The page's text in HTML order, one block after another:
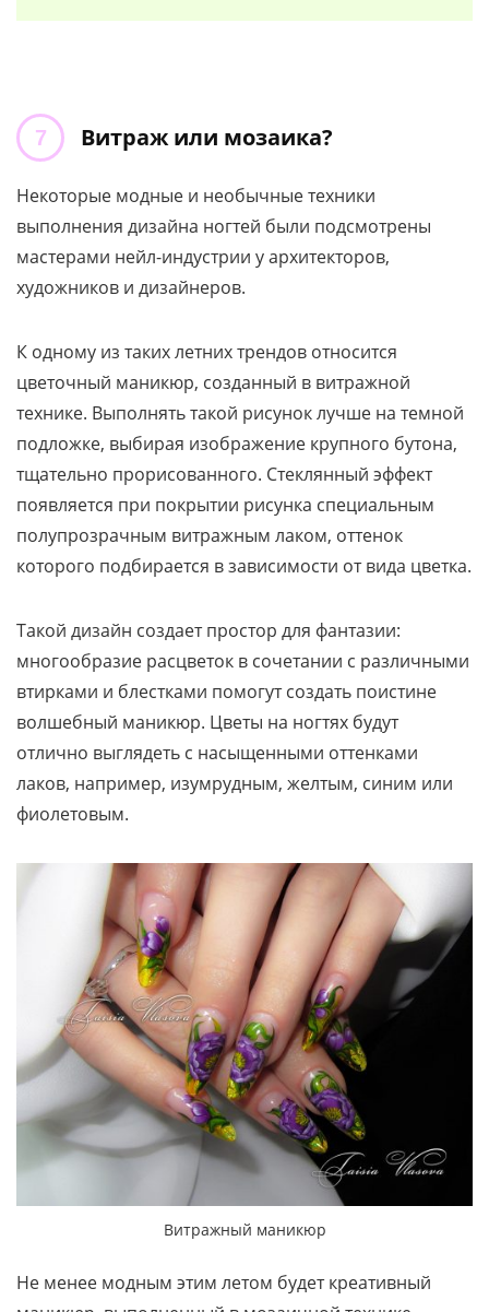
Витраж или мозаика?
Некоторые модные и необычные техники
выполнения дизайна ногтей были подсмотрены
мастерами нейл-индустрии у архитекторов,
художников и дизайнеров.
К одному из таких летних трендов относится
цветочный маникюр, созданный в витражной
технике. Выполнять такой рисунок лучше на темной
подложке, выбирая изображение крупного бутона,
тщательно прорисованного. Стеклянный эффект
появляется при покрытии рисунка специальным
полупрозрачным витражным лаком, оттенок
которого подбирается в зависимости от вида цветка.
Такой дизайн создает простор для фантазии:
многообразие расцветок в сочетании с различными
втирками и блестками помогут создать поистине
волшебный маникюр. Цветы на ногтях будут
отлично выглядеть с насыщенными оттенками
лаков, например, изумрудным, желтым, синим или
фиолетовым.
Витражный маникюр
Не менее модным этим летом будет креативный